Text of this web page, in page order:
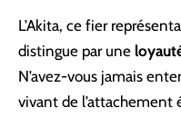
L’Akita, ce fier
distingue par une
N’avez-vous jamais
vivant de